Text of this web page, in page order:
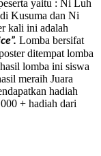
yaitu : Ni Luh
Kusuma dan Ni
kali ini adalah
Lomba bersifat
ditempat lomba
lomba ini siswa
meraih Juara
hadiah
+ hadiah dari